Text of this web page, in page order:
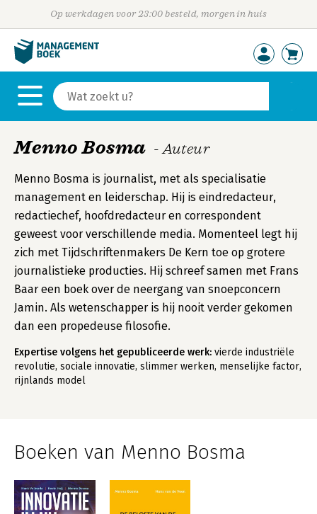
Op werkdagen voor 23:00 besteld, morgen in huis
Menno Bosma - Auteur
Menno Bosma is journalist, met als specialisatie
management en leiderschap. Hij is eindredacteur,
redactiechef, hoofdredacteur en correspondent
geweest voor verschillende media. Momenteel legt hij
zich met Tijdschriftenmakers De Kern toe op grotere
journalistieke producties. Hij schreef samen met Frans
Baar een boek over de neergang van snoepconcern
Jamin. Als wetenschapper is hij nooit verder gekomen
dan een propedeuse filosofie.
Expertise volgens het gepubliceerde werk: vierde industriële
revolutie, sociale innovatie, slimmer werken, menselijke factor,
rijnlands model
Boeken van Menno Bosma